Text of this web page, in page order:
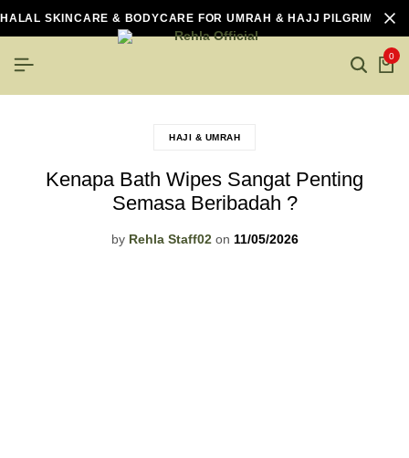
HALAL SKINCARE & BODYCARE FOR UMRAH & HAJJ PILGRIMS
0
HAJI & UMRAH
Kenapa Bath Wipes Sangat Penting
Semasa Beribadah ?
by Rehla Staff02 on 11/05/2026